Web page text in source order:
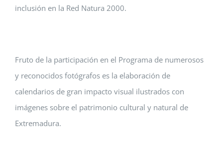
inclusión en la Red Natura 2000.
Fruto de la participación en el Programa de numerosos
y reconocidos fotógrafos es la elaboración de
calendarios de gran impacto visual ilustrados con
imágenes sobre el patrimonio cultural y natural de
Extremadura.